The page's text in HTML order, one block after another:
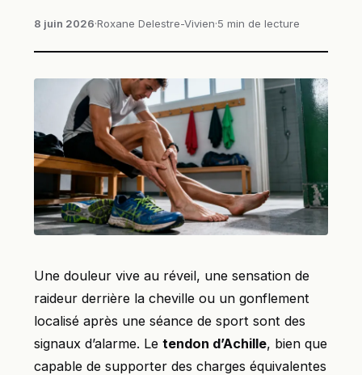
8 juin 2026·Roxane Delestre-Vivien·5 min de lecture
Une douleur vive au réveil, une sensation de
raideur derrière la cheville ou un gonflement
localisé après une séance de sport sont des
signaux d’alarme. Le tendon d’Achille, bien que
capable de supporter des charges équivalentes